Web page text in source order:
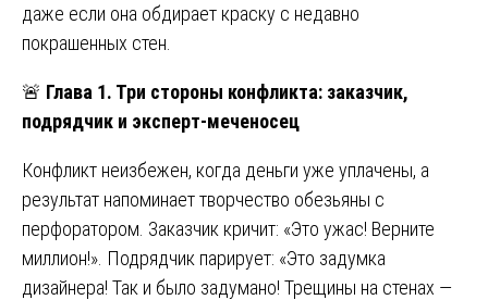
даже если она обдирает краску с недавно
покрашенных стен.
🚨 Глава 1. Три стороны конфликта: заказчик,
подрядчик и эксперт-меченосец
Конфликт неизбежен, когда деньги уже уплачены, а
результат напоминает творчество обезьяны с
перфоратором. Заказчик кричит: «Это ужас! Верните
миллион!». Подрядчик парирует: «Это задумка
дизайнера! Так и было задумано! Трещины на стенах —